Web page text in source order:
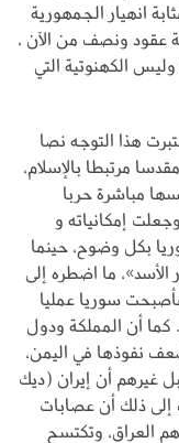
انهيار الجمهورية
عقود ونصف من الآن ،
الكهنوتية التي
هذا التوجه نصا
مرتبطا بالإسلام،
مباشرة حربا
إمكانياته و
بكل وضوح، حينما
ما اضطره إلى
سوريا عمليا
كما أن المملكة ودول
نفوذها في اليمن،
غيرهم أن إيران (ديك
ذلك أن عصابات
العراق، وتكتسح